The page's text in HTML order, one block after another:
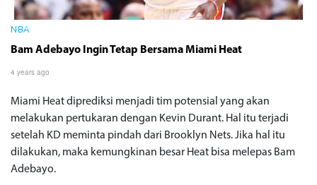
NBA
Bam Adebayo Ingin Tetap Bersama Miami Heat
4 years ago
Miami Heat diprediksi menjadi tim potensial yang akan
melakukan pertukaran dengan Kevin Durant. Hal itu terjadi
setelah KD meminta pindah dari Brooklyn Nets. Jika hal itu
dilakukan, maka kemungkinan besar Heat bisa melepas Bam
Adebayo.